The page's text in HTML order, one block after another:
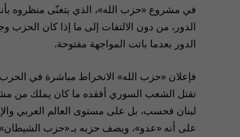
في مشروع «حزب الله»، الذي يتغنّى منظروه بأنه
الدور، من دون الالتفات إلى ما إذا كان الحزب
الدور بعدما باتت المواجهة مفتوحة.
فإعلان «حزب الله» الانخراط مباشرة في
تقتل الشعب السوري أفقده ما كان يملك من
لبنان فحسب، بل على مستوى العالم العربي
على أنه «عدو»، ويصف حزبه بـ «حزب